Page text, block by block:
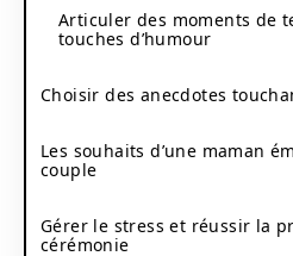
Articuler des moments de
touches d’humour
Choisir des anecdotes
Les souhaits d’une maman
couple
Gérer le stress et réussir la
cérémonie